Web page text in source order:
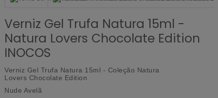
Verniz Gel Trufa Natura 15ml -
Natura Lovers Chocolate Edition
INOCOS
Verniz Gel Trufa Natura 15ml - Coleção Natura
Lovers Chocolate Edition
Nude Avelã